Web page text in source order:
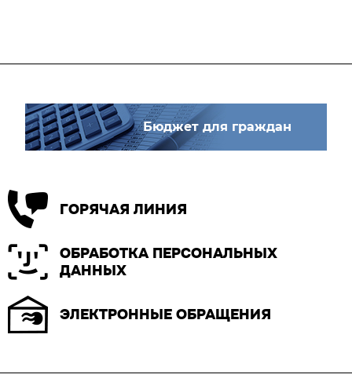
Бюджет для граждан
ГОРЯЧАЯ ЛИНИЯ
ОБРАБОТКА ПЕРСОНАЛЬНЫХ
ДАННЫХ
ЭЛЕКТРОННЫЕ ОБРАЩЕНИЯ